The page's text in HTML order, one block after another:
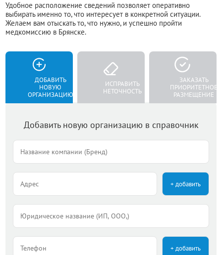
Удобное расположение сведений позволяет оперативно
выбирать именно то, что интересует в конкретной ситуации.
Желаем вам отыскать то, что нужно, и успешно пройти
медкомиссию в Брянске.
ДОБАВИТЬ
НОВУЮ
ОРГАНИЗАЦИЮ
ИСПРАВИТЬ
НЕТОЧНОСТЬ
ЗАКАЗАТЬ
ПРИОРИТЕТНОЕ
РАЗМЕЩЕНИЕ
Добавить новую организацию в справочник
+ добавить
+ добавить